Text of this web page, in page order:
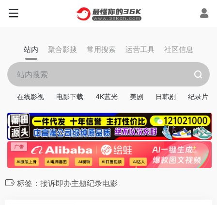
站内 聚合影搜 常用搜索 运营工具 社区信息
在线影视 电影下载 4K蓝光 美剧 日韩剧 纪录片
标签：接诉即办主题纪录电影